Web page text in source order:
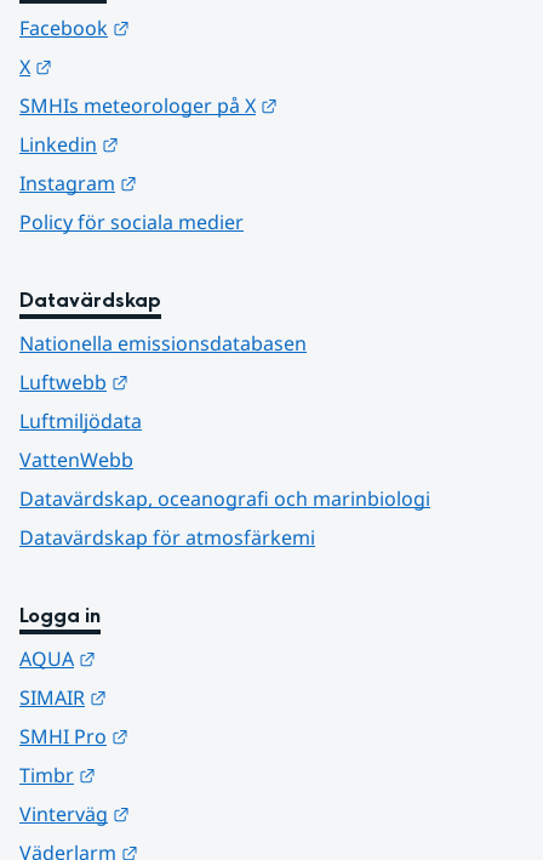
Facebook
X
SMHIs meteorologer på X
Linkedin
Instagram
Policy för sociala medier
Datavärdskap
Nationella emissionsdatabasen
Luftwebb
Luftmiljödata
VattenWebb
Datavärdskap, oceanografi och marinbiologi
Datavärdskap för atmosfärkemi
Logga in
AQUA
SIMAIR
SMHI Pro
Timbr
Vinterväg
Väderlarm